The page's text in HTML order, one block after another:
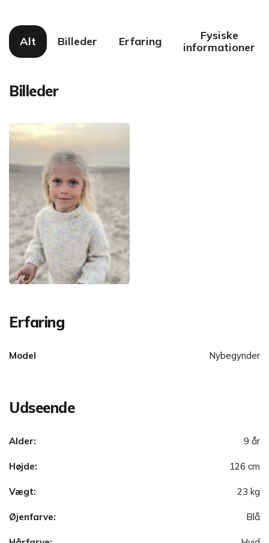
Alt Billeder Erfaring
Fysiske
informationer
Billeder
Erfaring
Model Nybegynder
Udseende
Alder: 9 år
Højde: 126 cm
Vægt: 23 kg
Øjenfarve: Blå